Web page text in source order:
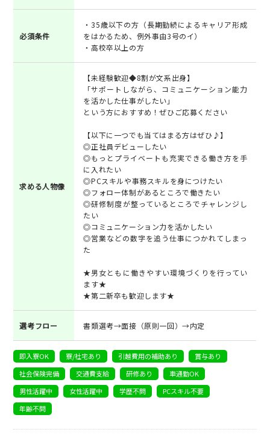
必須条件
・35歳以下の方（長期勤続によるキャリア形成
をはかるため、例外事由3号のイ）
・高校卒以上の方
求める人物像
【未経験歓迎◆8割が文系出身】
「サポートしながら、コミュニケーション能力
を活かした仕事がしたい」
という方におすすめ！ぜひご応募ください
【以下に一つでも当てはまる方はぜひ♪】
◎正社員デビューしたい
◎もっとプライベートも充実できる働き方を手
に入れたい
◎PCスキルや事務スキルを身につけたい
◎フォロー体制があるところで働きたい
◎研修制度が整っているところでチャレンジし
たい
◎コミュニケーション力を活かしたい
◎営業などの数字を追う仕事につかれてしまっ
た
★男女ともに働きやすい環境づくりを行ってい
ます★
★第二新卒も歓迎します★
選考フロー 書類選考→面接（原則一回）→内定
即入寮OK 寮/社宅あり 引越費用の補助あり
賞与あり
社会保険完備
交通費支給 研修あり
車通勤OK
男性活躍中
女性活躍中 学歴不問
PCスキル不要
年齢不問